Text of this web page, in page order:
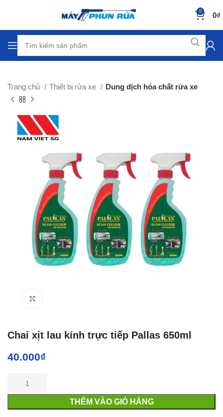
0 0₫
Trang chủ Thiết bị rửa xe Dung dịch hóa chất rửa xe
Chai xịt lau kính trực tiếp Pallas 650ml
40.000₫
THÊM VÀO GIỎ HÀNG